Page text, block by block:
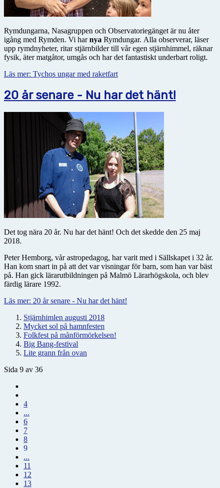
Rymdungarna, Nasagruppen och Observatoriegänget är nu åter
igång med Rymden. Vi harnya Rymdungar. Alla observerar, läser
upp rymdnyheter, ritar stjärnbilder till vår egen stjärnhimmel, räknar
fysik, äter matgåtor, umgås och har det fantastiskt underbart roligt.
Läs mer: Tychos ungar med raketfart
20 år senare - Nu har det hänt!
Det tog nära 20 år. Nu har det hänt! Och det skedde den 25 maj
2018.
Peter Hemborg, vår astropedagog, har varit med i Sällskapet i 32 år.
Han kom snart in på att det var visningar för barn, som han var bäst
på. Han gick lärarutbildningen på Malmö Lärarhögskola, och blev
färdig lärare 1992.
Läs mer: 20 år senare - Nu har det hänt!
Stjärnhimlen augusti 2018
Mycket sol på hamnfesten
Folkfest på månförmörkelsen!
Big Bang-festival
Lite grann från ovan
Sida 9 av 36
4
...
6
7
8
9
...
11
12
13